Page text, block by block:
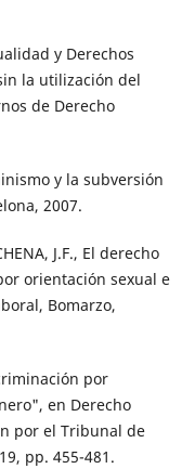
y Derechos
la utilización del
de Derecho
y la subversión
2007.
J.F., El derecho
orientación sexual e
Bomarzo,
por
en Derecho
por el Tribunal de
pp. 455-481.